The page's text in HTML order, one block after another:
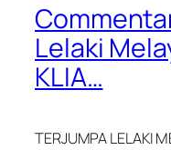
Lelaki
KLIA…
TERJUMPA LELAKI